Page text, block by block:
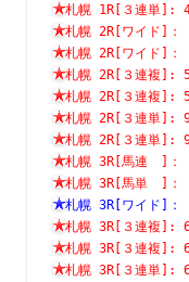
札幌 1R[３連
札幌 2R[ワイ
札幌 2R[ワイ
札幌 2R[３連
札幌 2R[３連
札幌 2R[３連
札幌 2R[３連
札幌 3R[馬連
札幌 3R[馬単
札幌 3R[ワイ
札幌 3R[３連
札幌 3R[３
札幌 3R[３連